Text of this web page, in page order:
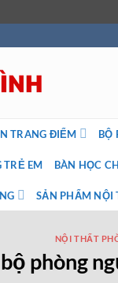
TRANG ĐIỂM BỘ
TRẺ EM BÀN HỌC
SẢN PHẨM NỘI
NỘI THẤT
phòng